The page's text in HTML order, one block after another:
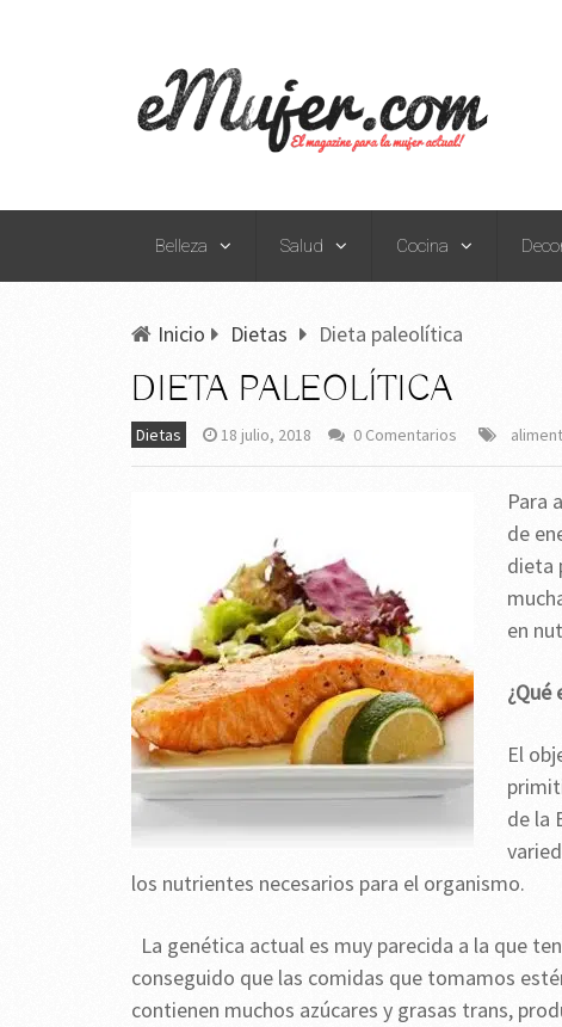
Belleza Salud Cocina
Inicio Dietas Dieta paleolítica
DIETA PALEOLÍTICA
Dietas 18 julio, 2018 0 Comentarios
Para
de
dieta
en
¿Qué
El
de la
los nutrientes necesarios para el organismo.
La genética actual es muy parecida a la que
conseguido que las comidas que tomamos
contienen muchos azúcares y grasas trans,